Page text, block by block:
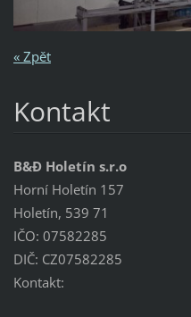
« Zpět
Kontakt
B&Đ Holetín s.r.o
Horní Holetín 157
Holetín, 539 71
IČO: 07582285
DIČ: CZ07582285
Kontakt: